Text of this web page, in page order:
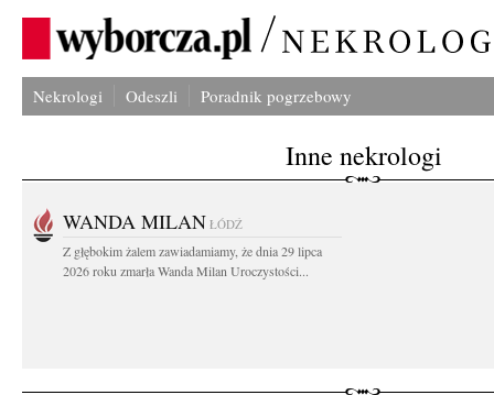
Nekrologi Odeszli Poradnik pogrzebowy
Inne nekrologi
WANDA MILAN ŁÓDŹ
Z głębokim żalem zawiadamiamy, że dnia 29 lipca
2026 roku zmarła Wanda Milan Uroczystości...